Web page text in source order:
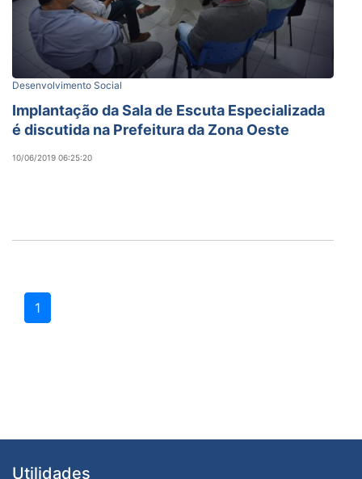
Desenvolvimento Social
Implantação da Sala de Escuta Especializada
é discutida na Prefeitura da Zona Oeste
10/06/2019 06:25:20
1
Utilidades